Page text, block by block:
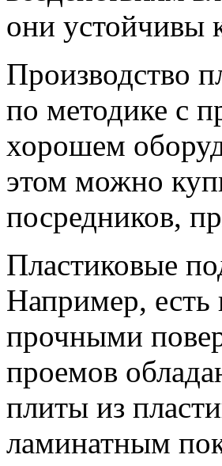
они устойчивы
Производство
по методике с
хорошем
этом можно
посредников,
Пластиковые
Например, есть
прочными
проемов
плиты из
ламинатным